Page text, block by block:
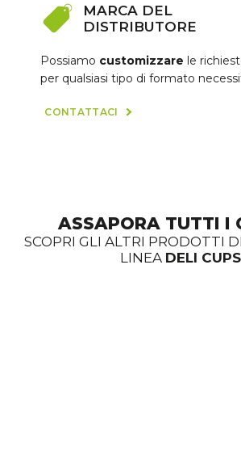
MARCA DEL
DISTRIBUTORE
Possiamo customizzare le
per qualsiasi tipo di formato
CONTATTACI
ASSAPORA TUTTI I
SCOPRI GLI ALTRI PRODOTTI
LINEA DELI CUPS